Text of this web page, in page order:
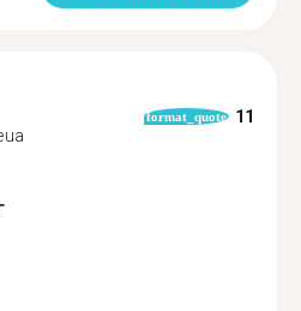
format_quote 11